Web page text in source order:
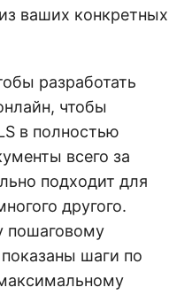
ваших конкретных
разработать
чтобы
в полностью
всего за
подходит для
другого.
пошаговому
шаги по